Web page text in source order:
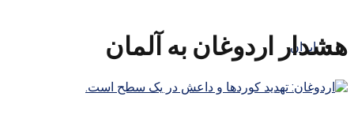
ایران
هشدار اردوغان به آلمان